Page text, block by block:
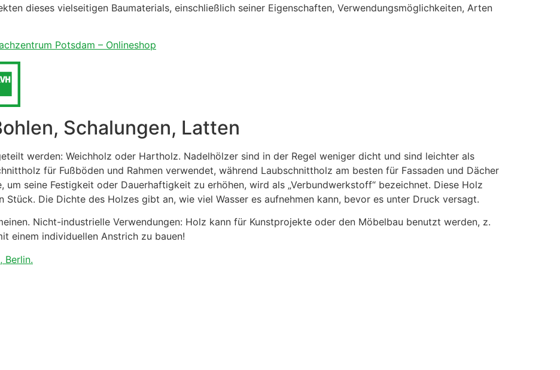
dieses vielseitigen Baumaterials, einschließlich seiner Eigenschaften, Verwendungsmöglichkeiten, Arten
Potsdam – Onlineshop
Schalungen, Latten
werden: Weichholz oder Hartholz. Nadelhölzer sind in der Regel weniger dicht und sind leichter als
für Fußböden und Rahmen verwendet, während Laubschnittholz am besten für Fassaden und Dächer
seine Festigkeit oder Dauerhaftigkeit zu erhöhen, wird als „Verbundwerkstoff“ bezeichnet. Diese Holz
Stück. Die Dichte des Holzes gibt an, wie viel Wasser es aufnehmen kann, bevor es unter Druck versagt.
Nicht-industrielle Verwendungen: Holz kann für Kunstprojekte oder den Möbelbau benutzt werden, z.
einem individuellen Anstrich zu bauen!
Berlin.